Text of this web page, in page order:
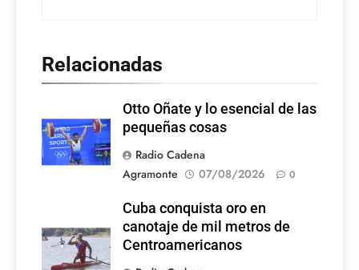
Relacionadas
Otto Oñate y lo esencial de las
pequeñas cosas
Radio Cadena
Agramonte
07/08/2026 0
Cuba conquista oro en
canotaje de mil metros de
Centroamericanos